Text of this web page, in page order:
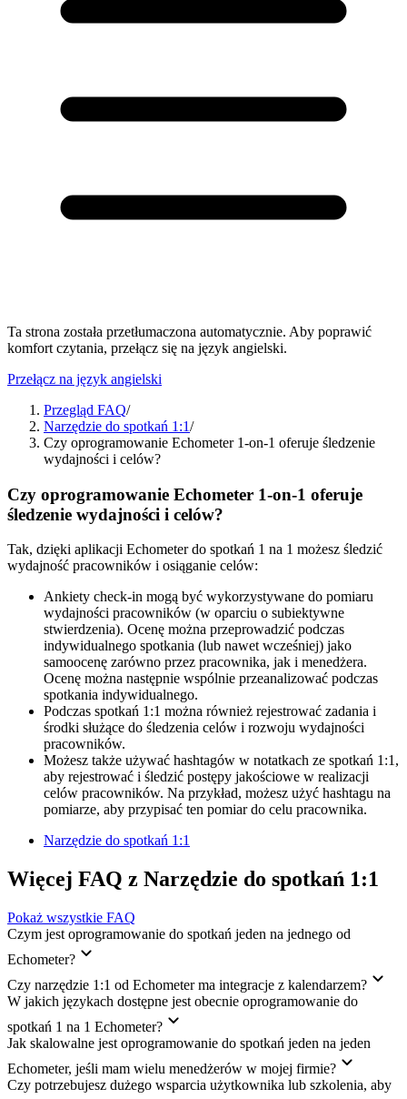
Ta strona została przetłumaczona automatycznie. Aby poprawić
komfort czytania, przełącz się na język angielski.
Przełącz na język angielski
Przegląd FAQ/
Narzędzie do spotkań 1:1/
Czy oprogramowanie Echometer 1-on-1 oferuje śledzenie
wydajności i celów?
Czy oprogramowanie Echometer 1-on-1 oferuje
śledzenie wydajności i celów?
Tak, dzięki aplikacji Echometer do spotkań 1 na 1 możesz śledzić
wydajność pracowników i osiąganie celów:
Ankiety check-in mogą być wykorzystywane do pomiaru
wydajności pracowników (w oparciu o subiektywne
stwierdzenia). Ocenę można przeprowadzić podczas
indywidualnego spotkania (lub nawet wcześniej) jako
samoocenę zarówno przez pracownika, jak i menedżera.
Ocenę można następnie wspólnie przeanalizować podczas
spotkania indywidualnego.
Podczas spotkań 1:1 można również rejestrować zadania i
środki służące do śledzenia celów i rozwoju wydajności
pracowników.
Możesz także używać hashtagów w notatkach ze spotkań 1:1,
aby rejestrować i śledzić postępy jakościowe w realizacji
celów pracowników. Na przykład, możesz użyć hashtagu na
pomiarze, aby przypisać ten pomiar do celu pracownika.
Narzędzie do spotkań 1:1
Więcej FAQ z Narzędzie do spotkań 1:1
Pokaż wszystkie FAQ
Czym jest oprogramowanie do spotkań jeden na jednego od
Echometer?
Czy narzędzie 1:1 od Echometer ma integracje z kalendarzem?
W jakich językach dostępne jest obecnie oprogramowanie do
spotkań 1 na 1 Echometer?
Jak skalowalne jest oprogramowanie do spotkań jeden na jeden
Echometer, jeśli mam wielu menedżerów w mojej firmie?
Czy potrzebujesz dużego wsparcia użytkownika lub szkolenia, aby